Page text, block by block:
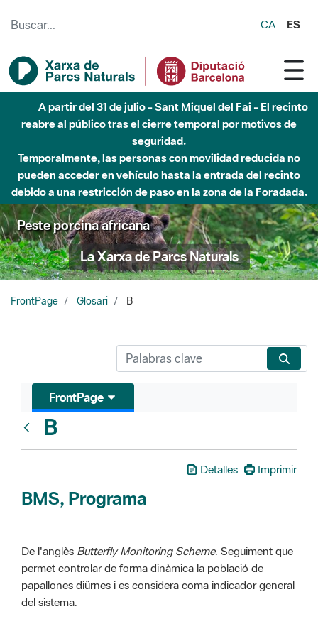
CA ES
A partir del 31 de julio - Sant Miquel del Fai - El recinto
reabre al público tras el cierre temporal por motivos de
seguridad.
Temporalmente, las personas con movilidad reducida no
pueden acceder en vehículo hasta la entrada del recinto
debido a una restricción de paso en la zona de la Foradada.
Peste porcina africana
La Xarxa de Parcs Naturals
FrontPage Glosari B
FrontPage
B
Detalles Imprimir
BMS, Programa
De l'anglès Butterfly Monitoring Scheme. Seguiment que
permet controlar de forma dinàmica la població de
papallones diürnes i es considera coma indicador general
del sistema.